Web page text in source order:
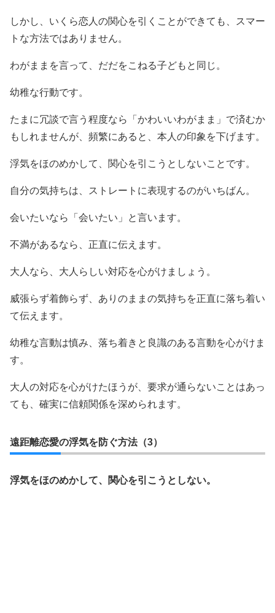
しかし、いくら恋人の関心を引くことができても、スマー
トな方法ではありません。
わがままを言って、だだをこねる子どもと同じ。
幼稚な行動です。
たまに冗談で言う程度なら「かわいいわがまま」で済むか
もしれませんが、頻繁にあると、本人の印象を下げます。
浮気をほのめかして、関心を引こうとしないことです。
自分の気持ちは、ストレートに表現するのがいちばん。
会いたいなら「会いたい」と言います。
不満があるなら、正直に伝えます。
大人なら、大人らしい対応を心がけましょう。
威張らず着飾らず、ありのままの気持ちを正直に落ち着い
て伝えます。
幼稚な言動は慎み、落ち着きと良識のある言動を心がけま
す。
大人の対応を心がけたほうが、要求が通らないことはあっ
ても、確実に信頼関係を深められます。
遠距離恋愛の浮気を防ぐ方法（3）
浮気をほのめかして、関心を引こうとしない。